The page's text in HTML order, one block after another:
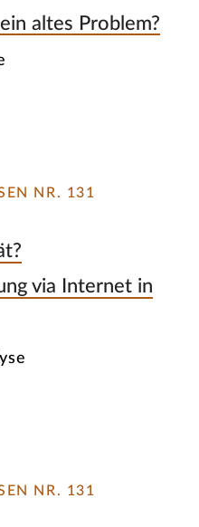
altes Problem?
NR. 131
via Internet in
NR. 131